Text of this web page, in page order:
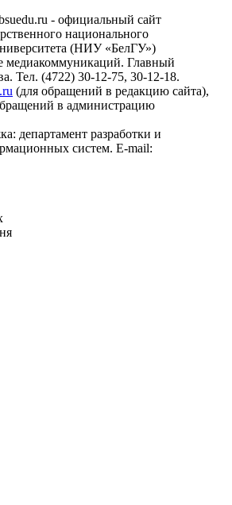
- официальный сайт
национального
(НИУ «БелГУ»)
медиакоммуникаций. Главный
Тел. (4722) 30-12-75, 30-12-18.
(для обращений в редакцию сайта),
в администрацию
департамент разработки и
систем. E-mail: